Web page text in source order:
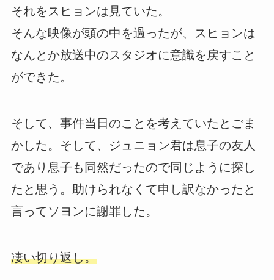
それをスヒョンは見ていた。
そんな映像が頭の中を過ったが、スヒョンは
なんとか放送中のスタジオに意識を戻すこと
ができた。
そして、事件当日のことを考えていたとごま
かした。そして、ジュニョン君は息子の友人
であり息子も同然だったので同じように探し
たと思う。助けられなくて申し訳なかったと
言ってソヨンに謝罪した。
凄い切り返し。